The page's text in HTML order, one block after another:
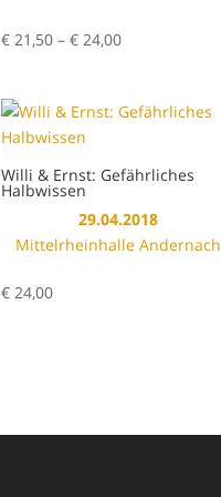
€ 21,50 –€ 24,00Preisspanne:
€ 24,00
Willi & Ernst: Gefährliches
Halbwissen
29.04.2018
Mittelrheinhalle Andernach
€ 24,00